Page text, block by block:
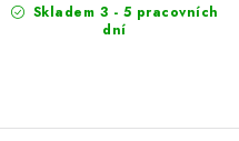
Skladem 3 - 5 pracovních
dní